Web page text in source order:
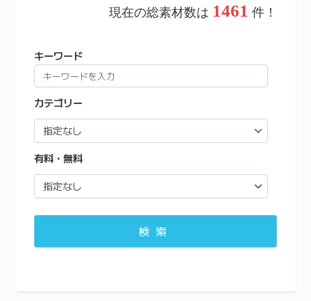
現在の総素材数は 1461 件！
キーワード
カテゴリー
有料・無料
検索